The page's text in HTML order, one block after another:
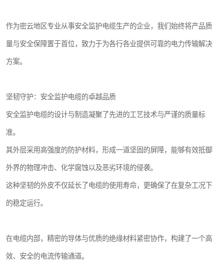
作为密云地区专业从事安全监护电缆生产的企业，我们始终将产品质
量与安全保障置于首位，致力于为各行各业提供可靠的电力传输解决
方案。
坚韧守护：安全监护电缆的卓越品质
安全监护电缆的设计与制造凝聚了先进的工艺技术与严谨的质量标
准。
其外层采用高强度的防护材料，形成一道坚固的屏障，能够有效抵御
外界的物理冲击、化学腐蚀以及恶劣环境的侵袭。
这种坚韧的外皮不仅延长了电缆的使用寿命，更确保了在复杂工况下
的稳定运行。
在电缆内部，精密的导体与优质的绝缘材料紧密协作，构建了一个高
效、安全的电流传输通道。